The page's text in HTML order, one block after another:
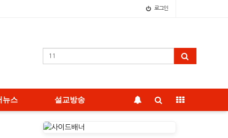
로그인
뉴스 설교방송